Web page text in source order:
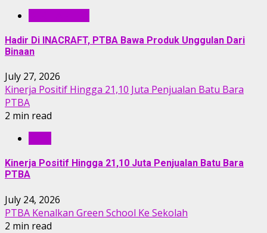
Hadir Di INACRAFT, PTBA Bawa Produk Unggulan Dari
Binaan
July 27, 2026
Kinerja Positif Hingga 21,10 Juta Penjualan Batu Bara
PTBA
2 min read
Kinerja Positif Hingga 21,10 Juta Penjualan Batu Bara
PTBA
July 24, 2026
PTBA Kenalkan Green School Ke Sekolah
2 min read